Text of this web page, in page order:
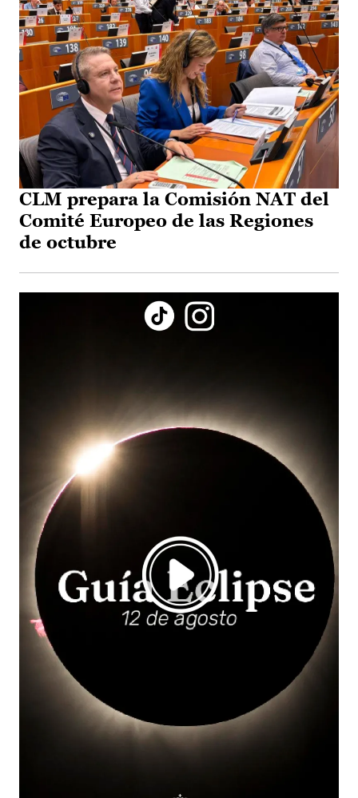
CLM prepara la Comisión NAT del
Comité Europeo de las Regiones
de octubre